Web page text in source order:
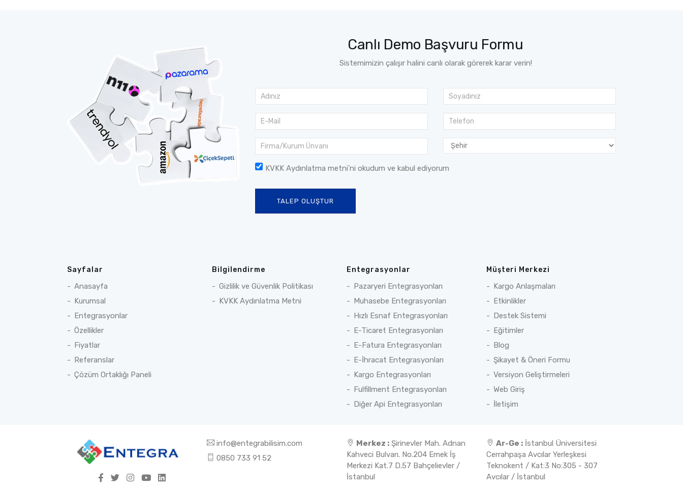
Canlı Demo Başvuru Formu
Sistemimizin çalışır halini canlı olarak görerek karar verin!
KVKK Aydınlatma metni'ni okudum ve kabul ediyorum
TALEP OLUŞTUR
Sayfalar
Anasayfa
Kurumsal
Entegrasyonlar
Özellikler
Fiyatlar
Referanslar
Çözüm Ortaklığı Paneli
Bilgilendirme
Gizlilik ve Güvenlik Politikası
KVKK Aydınlatma Metni
Entegrasyonlar
Pazaryeri Entegrasyonları
Muhasebe Entegrasyonları
Hızlı Esnaf Entegrasyonları
E-Ticaret Entegrasyonları
E-Fatura Entegrasyonları
E-İhracat Entegrasyonları
Kargo Entegrasyonları
Fulfillment Entegrasyonları
Diğer Api Entegrasyonları
Müşteri Merkezi
Kargo Anlaşmaları
Etkinlikler
Destek Sistemi
Eğitimler
Blog
Şikayet & Öneri Formu
Versiyon Geliştirmeleri
Web Giriş
İletişim
info@entegrabilisim.com
0850 733 91 52
Merkez : Şirinevler Mah. Adnan
Kahveci Bulvarı. No.204 Emek İş
Merkezi Kat.7 D.57 Bahçelievler /
İstanbul
Ar-Ge : İstanbul Üniversitesi
Cerrahpaşa Avcılar Yerleşkesi
Teknokent / Kat:3 No:305 - 307
Avcılar / İstanbul